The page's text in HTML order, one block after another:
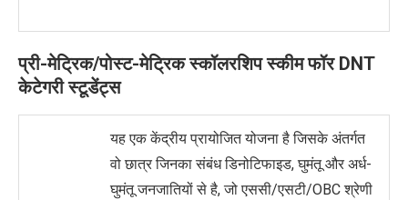
प्री-मेट्रिक/पोस्ट-मेट्रिक स्कॉलरशिप स्कीम फॉर DNT
केटेगरी स्टूडेंट्स
यह एक केंद्रीय प्रायोजित योजना है जिसके अंतर्गत
वो छात्र जिनका संबंध डिनोटिफाइड, घुमंतू और अर्ध-
घुमंतू जनजातियों से है, जो एससी/एसटी/OBC श्रेणी